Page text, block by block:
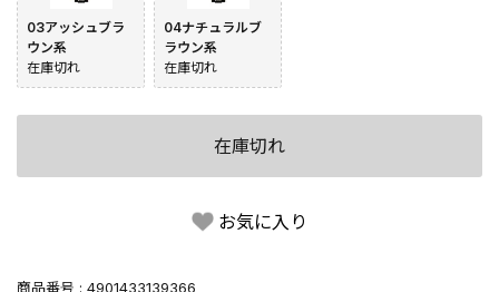
在庫切れ
03アッシュブラ
ウン系
在庫切れ
04ナチュラルブ
ラウン系
在庫切れ
お気に入り
商品番号 4901433139366